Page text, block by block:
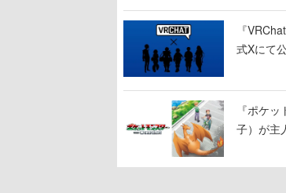
『
式Xにて
『ポケ
子）が主